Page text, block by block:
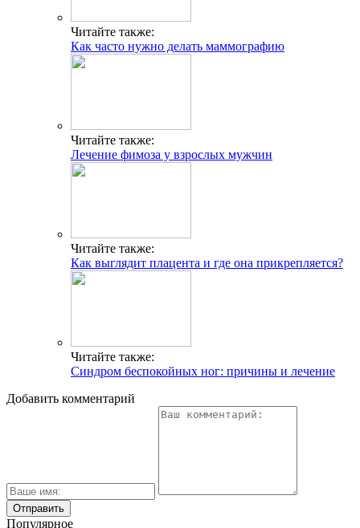
Читайте также:
Как часто нужно делать маммографию
Читайте также:
Лечение фимоза у взрослых мужчин
Читайте также:
Как выглядит плацента и где она прикрепляется?
Читайте также:
Синдром беспокойных ног: причины и лечение
Добавить комментарий
Популярное